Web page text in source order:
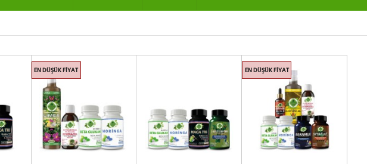
EN DÜŞÜK FIYAT EN DÜŞÜK FIYAT